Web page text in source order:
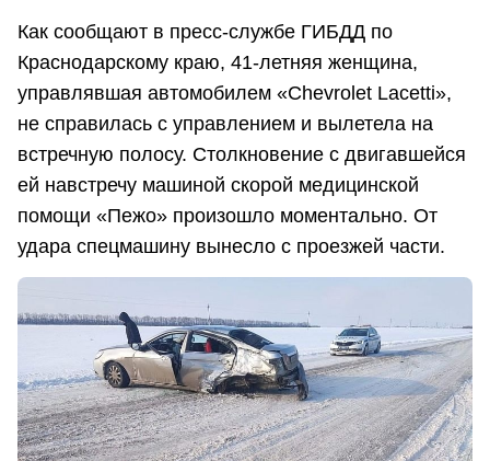
Как сообщают в пресс-службе ГИБДД по
Краснодарскому краю, 41-летняя женщина,
управлявшая автомобилем «Chevrolet Lacetti»,
не справилась с управлением и вылетела на
встречную полосу. Столкновение с двигавшейся
ей навстречу машиной скорой медицинской
помощи «Пежо» произошло моментально. От
удара спецмашину вынесло с проезжей части.